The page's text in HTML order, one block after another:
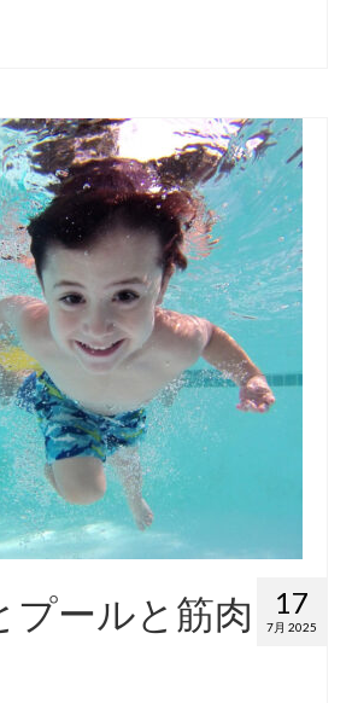
17
7月 2025
プールと筋肉